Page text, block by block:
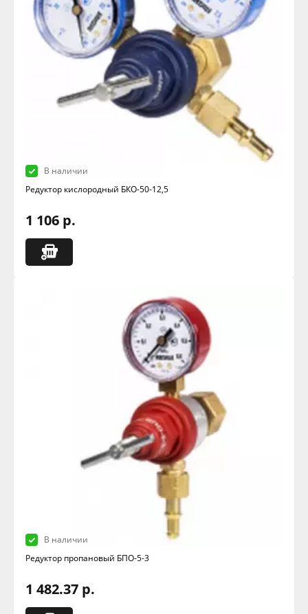
В наличии
Редуктор кислородный БКО-50-12,5
1 106 р.
В наличии
Редуктор пропановый БПО-5-3
1 482.37 р.